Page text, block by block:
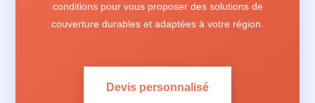
conditions pour vous proposer des solutions de
couverture durables et adaptées à votre région.
Devis personnalisé